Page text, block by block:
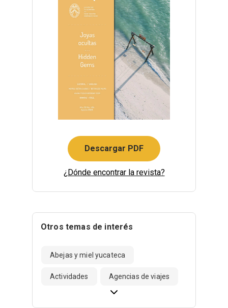
Descargar PDF
¿Dónde encontrar la revista?
Otros temas de interés
Abejas y miel yucateca
Actividades Agencias de viajes